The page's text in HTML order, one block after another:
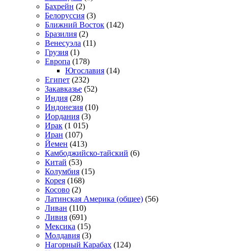
Бахрейн (2)
Белоруссия (3)
Ближний Восток (142)
Бразилия (2)
Венесуэла (11)
Грузия (1)
Европа (178)
Югославия (14)
Египет (232)
Закавказье (52)
Индия (28)
Индонезия (10)
Иордания (3)
Ирак (1 015)
Иран (107)
Йемен (413)
Камбоджийско-тайский (6)
Китай (53)
Колумбия (15)
Корея (168)
Косово (2)
Латинская Америка (общее) (56)
Ливан (110)
Ливия (691)
Мексика (15)
Молдавия (3)
Нагорный Карабах (124)